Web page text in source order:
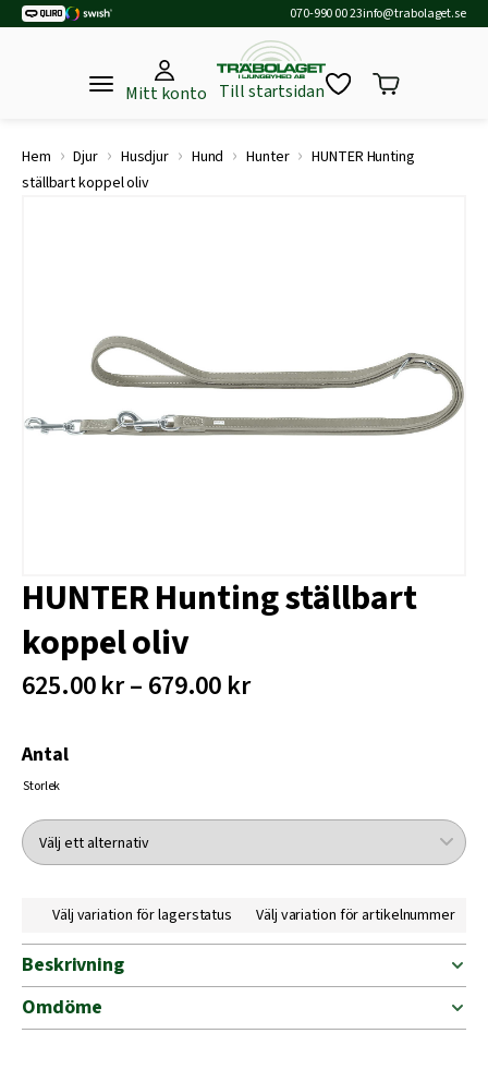
070-990 00 23info@trabolaget.se
Mitt konto Till startsidan
Hem › Djur › Husdjur › Hund › Hunter › HUNTER Hunting
ställbart koppel oliv
HUNTER Hunting ställbart
koppel oliv
625.00 kr – 679.00 kr
Antal
Storlek
Välj variation för lagerstatus Välj variation för artikelnummer
Beskrivning
Omdöme